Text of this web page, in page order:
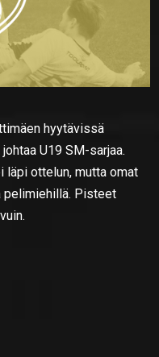
hyytävissä
U19 SM-sarjaa.
läpi ottelun, mutta omat
pelimiehillä. Pisteet